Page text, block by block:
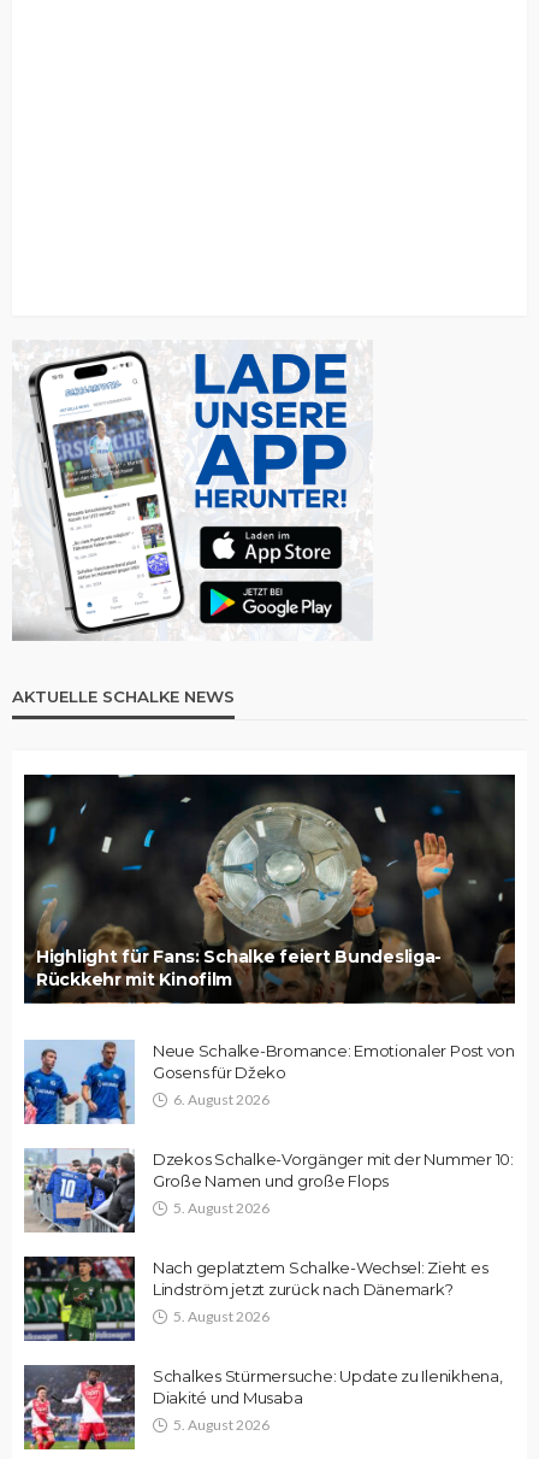
AKTUELLE SCHALKE NEWS
Highlight für Fans: Schalke feiert Bundesliga-
Rückkehr mit Kinofilm
Neue Schalke-Bromance: Emotionaler Post von
Gosens für Džeko
6. August 2026
Dzekos Schalke-Vorgänger mit der Nummer 10:
Große Namen und große Flops
5. August 2026
Nach geplatztem Schalke-Wechsel: Zieht es
Lindström jetzt zurück nach Dänemark?
5. August 2026
Schalkes Stürmersuche: Update zu Ilenikhena,
Diakité und Musaba
5. August 2026